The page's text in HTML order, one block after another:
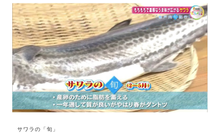
サワラの「旬」